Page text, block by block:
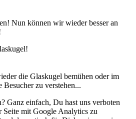
Nun können wir wieder besser an
die Glaskugel bemühen oder im
Besucher zu verstehen...
Ganz einfach, Du hast uns verboten
Seite mit Google Analytics zu